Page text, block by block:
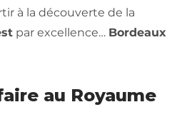
à la découverte de la
par excellence… Bordeaux
au Royaume